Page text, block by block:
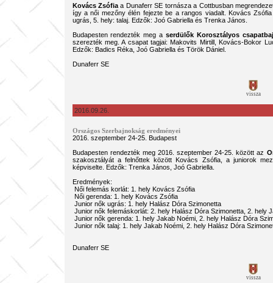
Kovács Zsófiaa Dunaferr SE tornásza a Cottbusban
így a női mezőny élén fejezte be a rangos viadalt. Kovács
ugrás, 5. hely: talaj. Edzők: Joó Gabriella és Trenka János.
Budapesten rendezték meg aserdülők Korosztályos
szerezték meg. A csapat tagjai: Makovits Mirtill, Kovács-Bokor
Edzők: Badics Réka, Joó Gabriella és Török Dániel.
Dunaferr SE
vissza
2016.09.26.
Országos Szerbajnokság eredményei
2016. szeptember 24-25. Budapest
Budapesten rendezték meg 2016. szeptember 24-25. között az
szakosztályát a felnőttek között Kovács Zsófia, a juniorok
képviselte. Edzők: Trenka János, Joó Gabriella.
Eredmények:
Női felemás korlát: 1. hely Kovács Zsófia
Női gerenda: 1. hely Kovács Zsófia
Junior nők ugrás: 1. hely Halász Dóra Szimonetta
Junior nők felemáskorlát: 2. hely Halász Dóra Szimonetta, 2. hely
Junior nők gerenda: 1. hely Jakab Noémi, 2. hely Halász Dóra
Junior nők talaj: 1. hely Jakab Noémi, 2. hely Halász Dóra
Dunaferr SE
vissza